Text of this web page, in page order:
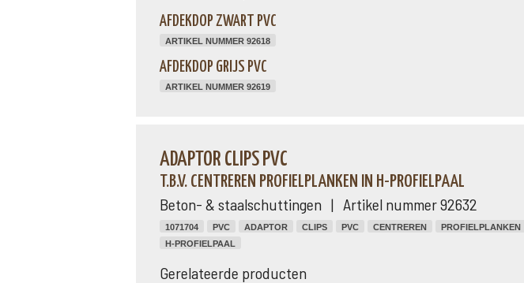
AFDEKDOP ZWART PVC
ARTIKEL NUMMER 92618
AFDEKDOP GRIJS PVC
ARTIKEL NUMMER 92619
ADAPTOR CLIPS PVC
T.B.V. CENTREREN PROFIELPLANKEN IN H-PROFIELPAAL
Beton- & staalschuttingen | Artikel nummer 92632
1071704 PVC ADAPTOR CLIPS PVC CENTREREN PROFIELPLANKEN
H-PROFIELPAAL
Gerelateerde producten